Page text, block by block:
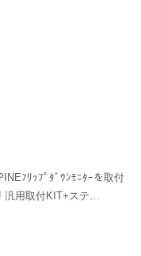
ﾌﾘｯﾌﾟﾀﾞｳﾝﾓﾆﾀｰを取付
汎用取付KIT+ステ…